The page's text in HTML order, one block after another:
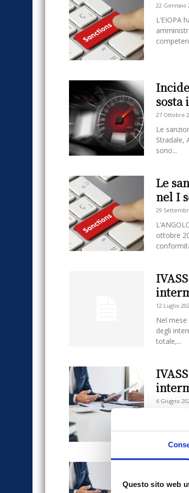
Questo sito web
22 Gennaio
L’EIOPA
sosta
27 Ottobre
Le
Stradale,
sono...
Le
nel I
29
ottobre
12 Luglio
Nel
degli
totale,...
6 Giugno